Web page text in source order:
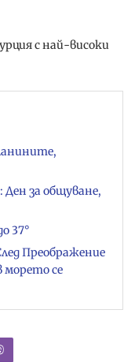
с най-високи
за общуване,
37°
Преображение
се